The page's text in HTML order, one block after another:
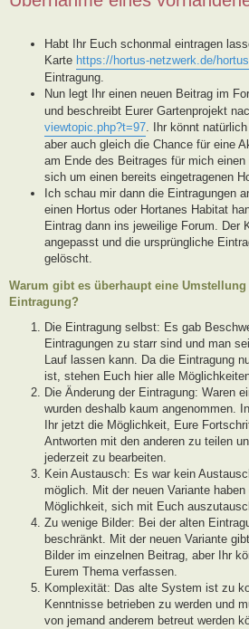
Habt Ihr Euch schonmal eintragen
Karte https://hortus-netzwerk.de/
Eintragung.
Nun legt Ihr einen neuen Beitrag im
und beschreibt Eurer Gartenprojekt
viewtopic.php?t=97. Ihr könnt
aber auch gleich die Chance für eine
am Ende des Beitrages für mich
sich um einen bereits eingetragenen
Ich schau mir dann die Eintragungen
einen Hortus oder Hortanes Habitat
Eintrag dann ins jeweilige Forum. Der
angepasst und die ursprüngliche
gelöscht.
Warum gibt es überhaupt eine
Eintragung?
Die Eintragung selbst: Es gab
Eintragungen zu starr sind und man
Lauf lassen kann. Da die Eintragung
ist, stehen Euch hier alle
Die Änderung der Eintragung: Waren
wurden deshalb kaum angenommen.
Ihr jetzt die Möglichkeit, Eure
Antworten mit den anderen zu teilen
jederzeit zu bearbeiten.
Kein Austausch: Es war kein
möglich. Mit der neuen Variante
Möglichkeit, sich mit Euch
Zu wenige Bilder: Bei der alten
beschränkt. Mit der neuen Variante
Bilder im einzelnen Beitrag, aber Ihr
Eurem Thema verfassen.
Komplexität: Das alte System ist zu
Kenntnisse betrieben zu werden und
von jemand anderem betreut werden